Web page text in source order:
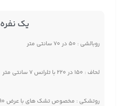
یک نفره
روبالشی : ۵۰ در ۷۰ سانتی متر
لحاف : ۱۵۰ در ۲۲۰ با تلرانس ۷ سانتی متر
روتشکی : مخصوص تشک های با عرض ۹۰